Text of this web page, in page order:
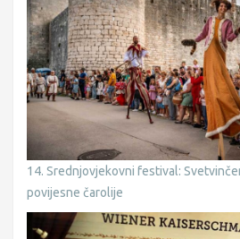
14. Srednjovjekovni festival:
povijesne čarolije